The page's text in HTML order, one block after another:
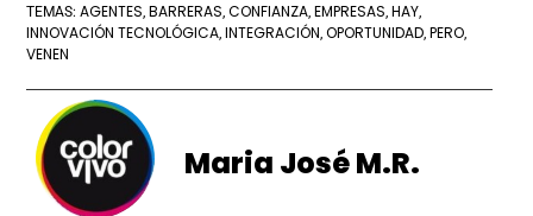
TEMAS:AGENTES, BARRERAS,CONFIANZA, EMPRESAS, HAY,
INNOVACIÓN TECNOLÓGICA, INTEGRACIÓN,OPORTUNIDAD, PERO,
VENEN
Maria José M.R.